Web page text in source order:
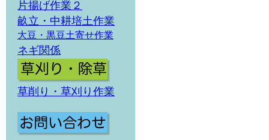
片揚げ作業２
畝立・中耕培土作業
大豆・黒豆土寄せ作業
ネギ関係
草削り・草刈り作業